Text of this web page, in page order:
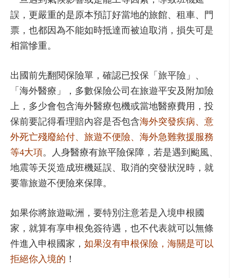
誤，更嚴重的是原本預訂好當地的旅館、租車、門
票，也都因為不能如時抵達而被迫取消，損失可是
相當慘重。
出國前先翻閱保險單，確認已投保「旅平險」、
「海外醫療」，多數保險公司在旅遊平安及附加險
上，多少會包含海外醫療包機或當地醫療費用，投
保前要記得看理賠內容是否包含海外突發疾病、意
外死亡殘廢給付、旅遊不便險、海外急難救援服務
等4大項。人身醫療有旅平險保障，若是遇到颱風、
地震等天災造成班機延誤、取消的突發狀況時，就
要靠旅遊不便險來保障。
如果你將旅遊歐洲，要特別注意若是入境申根國
家，就算有享申根免簽待遇，也不代表就可以無條
件進入申根國家， 如果沒有申根保險，海關是可以
拒絕你入境的 ！